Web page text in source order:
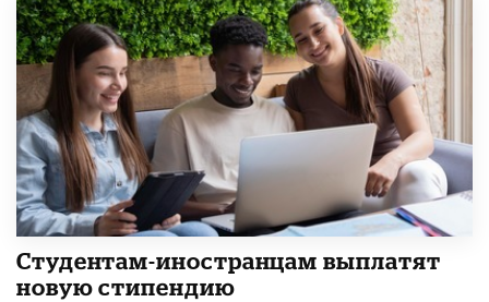
Студентам-иностранцам выплатят
новую стипендию